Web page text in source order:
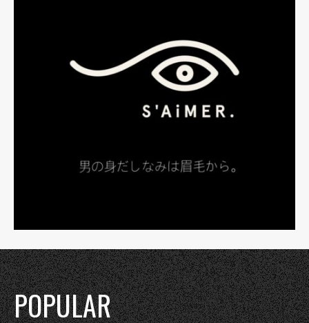
POPULAR